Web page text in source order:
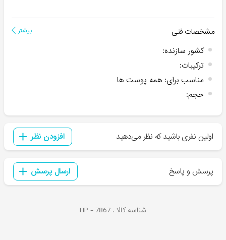
مشخصات فنی بیشتر
کشور سازنده:
ترکیبات:
مناسب برای: همه پوست ها
حجم:
اولین نفری باشید که نظر می‌دهید افزودن نظر
پرسش و پاسخ ارسال پرسش
شناسه کالا : HP -7867